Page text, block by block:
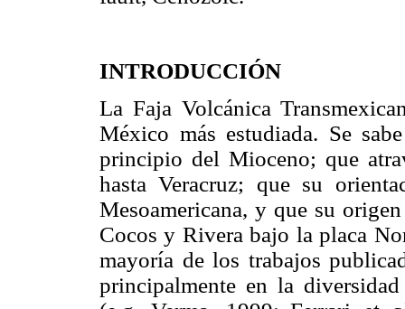
INTRODUCCIÓN
La Faja Volcánica
México más estudiada. Se
principio del Mioceno; que
hasta Veracruz; que su
Mesoamericana, y que su
Cocos y Rivera bajo la placa
mayoría de los trabajos
principalmente en la